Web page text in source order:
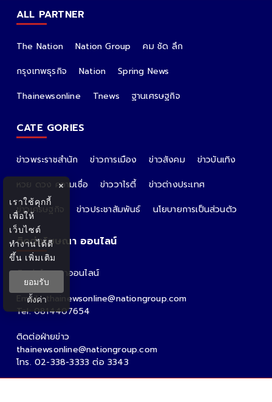
ALL PARTNER
The Nation Nation Group
คม ชัด ลึก
กรุงเทพธุรกิจ
Nation
Spring News
Thainewsonline
Tnews ฐานเศรษฐกิจ
CATE GORIES
ข่าวพระราชสำนัก ข่าวการเมือง ข่าวสังคม
ข่าวบันเทิง
หวย ดวง ความเชื่อ
ข่าววาไรตี้
ข่าวต่างประเทศ
ข่าวเศรษฐกิจ
ข่าวประชาสัมพันธ์ นโยบายการเป็นส่วนตัว
ติดต่อโฆษณา ออนไลน์
ติดต่อโฆษณาออนไลน์
คุณอ้อ
Email : thainewsonline@nationgroup.com
Tel: 0814407654
ติดต่อฝ่ายข่าว
thainewsonline@nationgroup.com
โทร. 02-338-3333 ต่อ 3343
×
เราใช้คุกกี้
เพื่อให้
เว็บไซต์
ทำงานได้ดี
ขึ้น เพิ่มเติม
ยอมรับ
ตั้งค่า